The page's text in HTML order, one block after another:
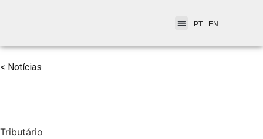
PT EN
< Notícias
Tributário